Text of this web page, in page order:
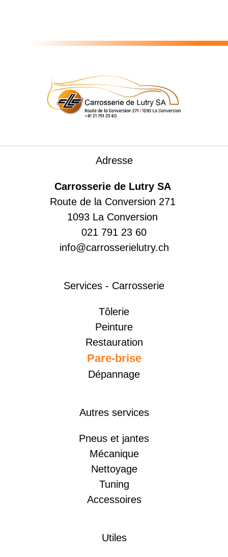
Adresse
Carrosserie de Lutry SA
Route de la Conversion 271
1093 La Conversion
021 791 23 60
info@carrosserielutry.ch
Services - Carrosserie
Tôlerie
Peinture
Restauration
Pare-brise
Dépannage
Autres services
Pneus et jantes
Mécanique
Nettoyage
Tuning
Accessoires
Utiles